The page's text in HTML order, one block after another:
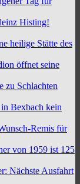
Histing!
heilige Stätte des
öffnet seine
zu Schlachten
Bexbach kein
Remis für
von 1959 ist 125
Nächste Ausfahrt